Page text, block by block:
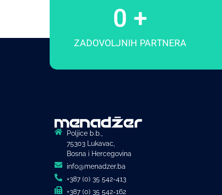
ZADOVOLJNIH PARTNERA
0 +
Poljice b.b.,
75303 Lukavac,
Bosna i Hercegovina
info@menadzer.ba
+387 (0) 35 542-413
+387 (0) 35 542-162